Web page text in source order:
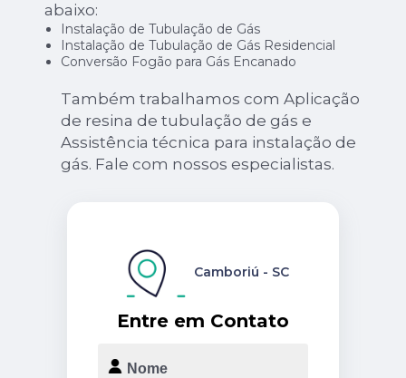
abaixo:
Instalação de Tubulação de Gás
Instalação de Tubulação de Gás Residencial
Conversão Fogão para Gás Encanado
Também trabalhamos com Aplicação
de resina de tubulação de gás e
Assistência técnica para instalação de
gás. Fale com nossos especialistas.
Entre em Contato
Camboriú - SC